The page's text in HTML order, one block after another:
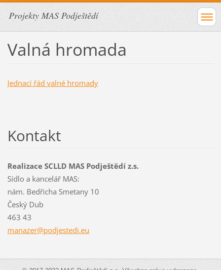
Projekty MAS Podještědí
Valná hromada
Jednací řád valné hromady
Kontakt
Realizace SCLLD MAS Podještědí z.s.
Sídlo a kancelář MAS:
nám. Bedřicha Smetany 10
Český Dub
463 43
manazer@podjestedi.eu